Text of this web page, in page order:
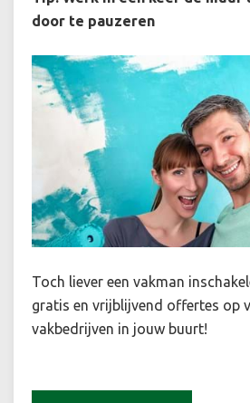
door te pauzeren
Toch liever een vakman
gratis en vrijblijvend offertes op
vakbedrijven in jouw buurt!